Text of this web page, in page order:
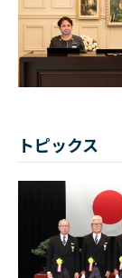
トピックス